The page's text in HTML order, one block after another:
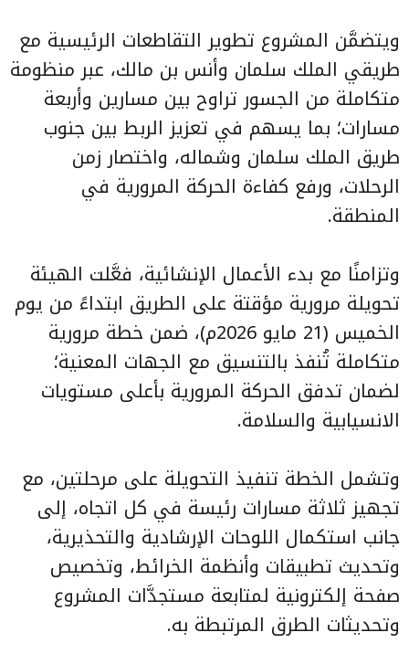
ويتضمَّن المشروع تطوير التقاطعات الرئيسية مع
طريقي الملك سلمان وأنس بن مالك، عبر منظومة
متكاملة من الجسور تراوح بين مسارين وأربعة
مسارات؛ بما يسهم في تعزيز الربط بين جنوب
طريق الملك سلمان وشماله، واختصار زمن
الرحلات، ورفع كفاءة الحركة المرورية في
المنطقة.
وتزامنًا مع بدء الأعمال الإنشائية، فعَّلت الهيئة
تحويلة مرورية مؤقتة على الطريق ابتداءً من يوم
الخميس (21 مايو 2026م)، ضمن خطة مرورية
متكاملة تُنفذ بالتنسيق مع الجهات المعنية؛
لضمان تدفق الحركة المرورية بأعلى مستويات
الانسيابية والسلامة.
وتشمل الخطة تنفيذ التحويلة على مرحلتين، مع
تجهيز ثلاثة مسارات رئيسة في كل اتجاه، إلى
جانب استكمال اللوحات الإرشادية والتحذيرية،
وتحديث تطبيقات وأنظمة الخرائط، وتخصيص
صفحة إلكترونية لمتابعة مستجدَّات المشروع
وتحديثات الطرق المرتبطة به.